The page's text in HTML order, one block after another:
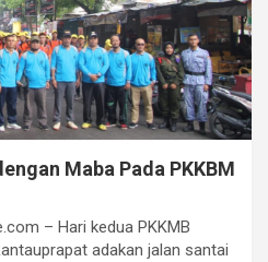
Maba Pada PKKBM
– Hari kedua PKKMB
adakan jalan santai